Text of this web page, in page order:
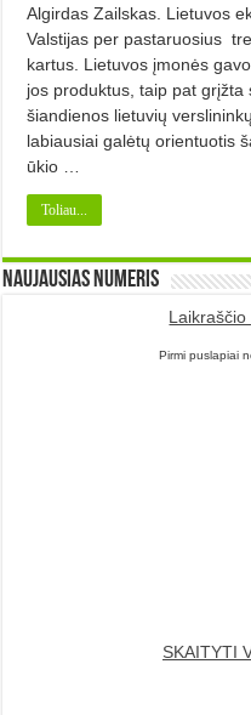
Algirdas Zailskas. Lietuvos
Valstijas per pastaruosius
kartus. Lietuvos įmonės
jos produktus, taip pat grįžta
šiandienos lietuvių
labiausiai galėtų orientuotis
ūkio …
Toliau...
Naujausias numeris
Pirmi puslapiai
SKAITYTI